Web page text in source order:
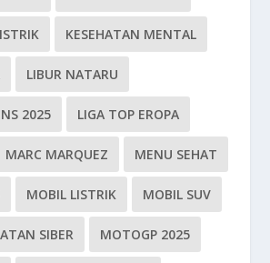
KESEHATAN MENTAL
LIBUR NATARU
2025 LIGA TOP EROPA
MARC MARQUEZ MENU SEHAT
MOBIL LISTRIK MOBIL SUV
SIBER MOTOGP 2025